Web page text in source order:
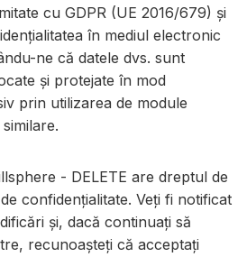
cu GDPR (UE 2016/679) și
în mediul electronic
ne că datele dvs. sunt
și protejate în mod
prin utilizarea de module
- DELETE are dreptul de
confidențialitate. Veți fi notificat
și, dacă continuați să
recunoașteți că acceptați